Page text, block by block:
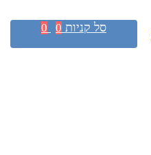
סל קניות 0
0